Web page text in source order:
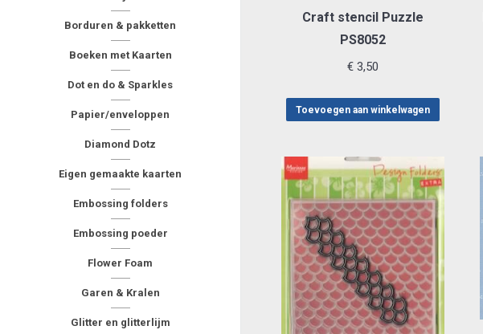
Borduren & pakketten
Boeken met Kaarten
Dot en do & Sparkles
Papier/enveloppen
Diamond Dotz
Eigen gemaakte kaarten
Embossing folders
Embossing poeder
Flower Foam
Garen & Kralen
Glitter en glitterlijm
Craft stencil Puzzle
PS8052
€ 3,50
Toevoegen aan winkelwagen